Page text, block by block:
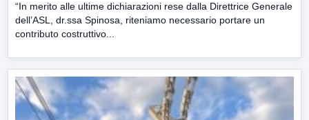
“In merito alle ultime dichiarazioni rese dalla Direttrice Generale
dell’ASL, dr.ssa Spinosa, riteniamo necessario portare un
contributo costruttivo...